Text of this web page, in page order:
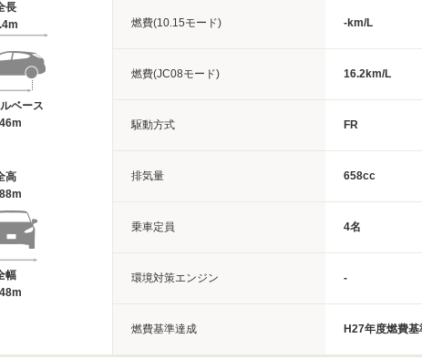
長
ベース
高
幅
燃費(10.15モード) -km/L
燃費(JC08モード) 16.2km/L
駆動方式 FR
排気量 658cc
乗車定員 4名
環境対策エンジン -
燃費基準達成 H27年度燃費